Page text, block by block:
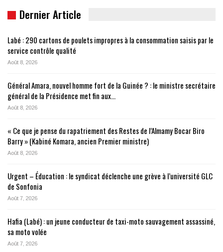
Dernier Article
Labé : 290 cartons de poulets impropres à la consommation saisis par le
service contrôle qualité
Août 8, 2026
Général Amara, nouvel homme fort de la Guinée ? : le ministre secrétaire
général de la Présidence met fin aux…
Août 8, 2026
« Ce que je pense du rapatriement des Restes de l’Almamy Bocar Biro
Barry » (Kabiné Komara, ancien Premier ministre)
Août 8, 2026
Urgent – Éducation : le syndicat déclenche une grève à l’université GLC
de Sonfonia
Août 7, 2026
Hafia (Labé) : un jeune conducteur de taxi-moto sauvagement assassiné,
sa moto volée
Août 7, 2026